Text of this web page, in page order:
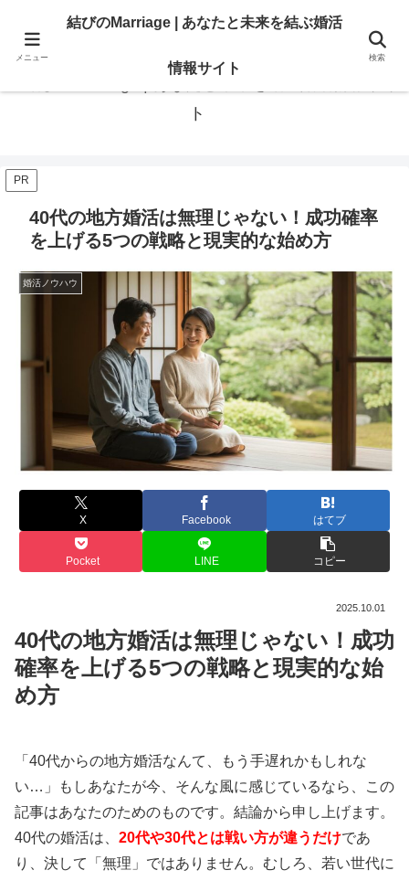
あなたの「結びたい」を叶える情報。地域・大手相談所の選び方と婚活のリア
ト
PR
40代の地方婚活は無理じゃない！成功確率
を上げる5つの戦略と現実的な始め方
婚活ノウハウ
X Facebook はてブ
Pocket LINE コピー
2025.10.01
40代の地方婚活は無理じゃない！成功
確率を上げる5つの戦略と現実的な始
め方
「40代からの地方婚活なんて、もう手遅れかもしれな
い…」もしあなたが今、そんな風に感じているなら、この
記事はあなたのためのものです。結論から申し上げます。
40代の婚活は、 20代や30代とは戦い方が違うだけであ
り、決して「無理」ではありません。むしろ、若い世代に
メニュー
結びのMarriage | あなたと未来を結ぶ婚活
情報サイト
検索